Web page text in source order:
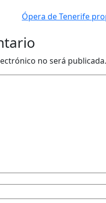
Ópera de Tenerife
no será publicada.